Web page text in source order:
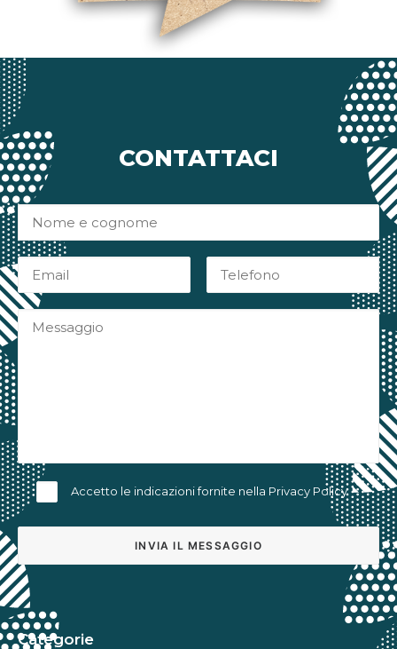
CONTATTACI
Accetto le indicazioni fornite nella Privacy Policy
Categorie